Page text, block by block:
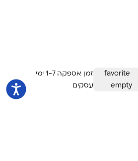
זמן אספקה 1-7 ימי
עסקים